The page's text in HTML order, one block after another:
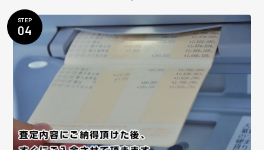
STEP
04